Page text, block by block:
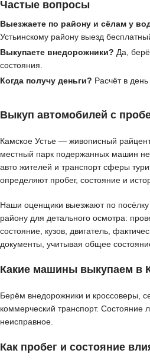
Частые вопросы
Выезжаете по району и сёлам у
Устьинскому району выезд
Выкупаете внедорожники? Да,
состояния.
Когда получу деньги? Расчёт в
Выкуп автомобилей с
Камское Устье — живописный
местный парк подержанных машин
авто жителей и транспорт сферы
определяют пробег, состояние и
Наши оценщики выезжают по посёлку
району для детального осмотра:
состояние, кузов, двигатель,
документы, учитывая общее
Какие машины выкупаем в
Берём внедорожники и кроссоверы,
коммерческий транспорт.
неисправное.
Как пробег и состояние